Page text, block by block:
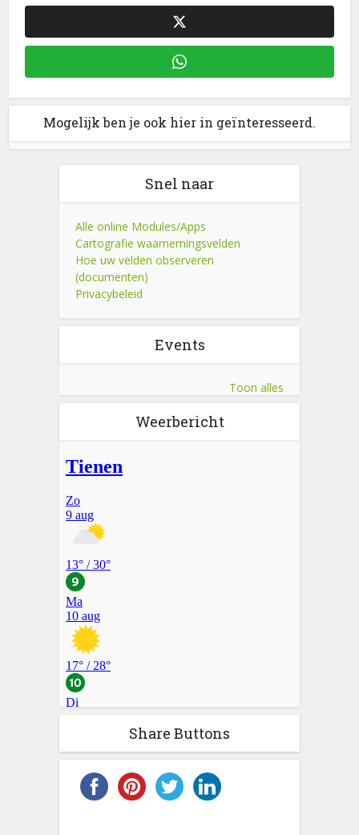
Mogelijk ben je ook hier in geïnteresseerd.
Snel naar
Alle online Modules/Apps
Cartografie waarnemingsvelden
Hoe uw velden observeren
(documenten)
Privacybeleid
Events
Toon alles
Weerbericht
Share Buttons